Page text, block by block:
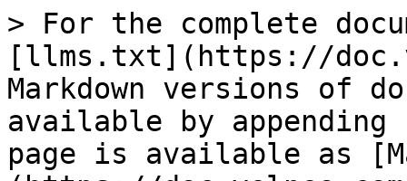
> For the complete
[llms.txt](https://
Markdown versions of
available by
page is available as